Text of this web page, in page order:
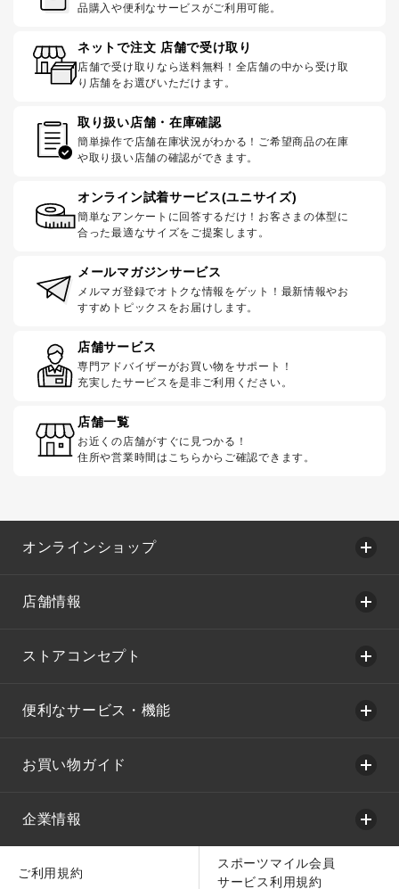
品購入や便利なサービスがご利用可能。
ネットで注文 店舗で受け取り
店舗で受け取りなら送料無料！全店舗の中から受け取
り店舗をお選びいただけます。
取り扱い店舗・在庫確認
簡単操作で店舗在庫状況がわかる！ご希望商品の在庫
や取り扱い店舗の確認ができます。
オンライン試着サービス(ユニサイズ)
簡単なアンケートに回答するだけ！お客さまの体型に
合った最適なサイズをご提案します。
メールマガジンサービス
メルマガ登録でオトクな情報をゲット！最新情報やお
すすめトピックスをお届けします。
店舗サービス
専門アドバイザーがお買い物をサポート！
充実したサービスを是非ご利用ください。
店舗一覧
お近くの店舗がすぐに見つかる！
住所や営業時間はこちらからご確認できます。
オンラインショップ
店舗情報
ストアコンセプト
便利なサービス・機能
お買い物ガイド
企業情報
ご利用規約
スポーツマイル会員
サービス利用規約